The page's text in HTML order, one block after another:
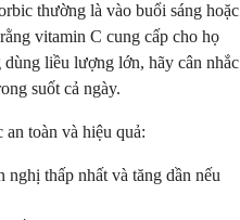
thường là vào buổi sáng hoặc
vitamin C cung cấp cho họ
liều lượng lớn, hãy cân nhắc
suốt cả ngày.
toàn và hiệu quả:
thấp nhất và tăng dần nếu